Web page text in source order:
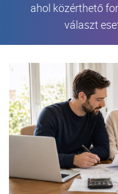
ahol közérthető
választ